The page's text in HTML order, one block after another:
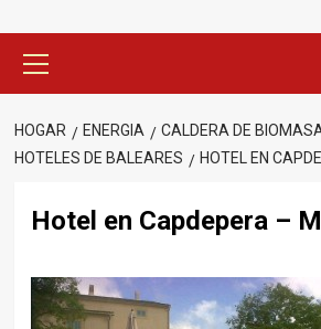
principal
HOGAR ENERGIA
CALDERA DE
HOTELES DE BALEARES
HOTEL EN
Hotel en Capdepera –